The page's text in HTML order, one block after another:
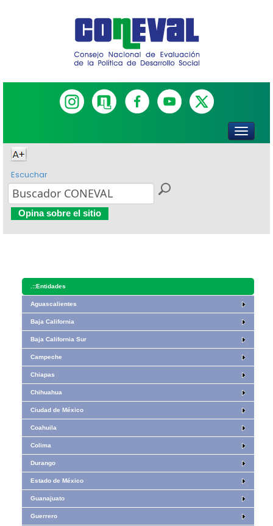
Escuchar
Opina sobre el sitio
.::Entidades
Aguascalientes
Baja California
Baja California Sur
Campeche
Chiapas
Chihuahua
Ciudad de México
Coahuila
Colima
Durango
Estado de México
Guanajuato
Guerrero